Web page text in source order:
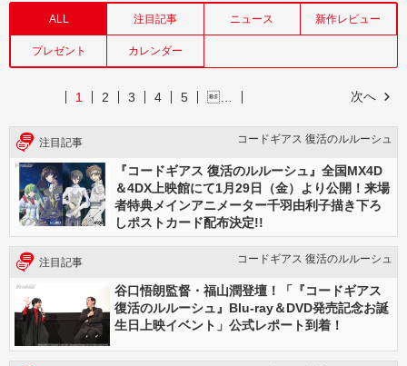
ALL 注目記事 ニュース 新作レビュー
プレゼント カレンダー
次へ
1 2 3 4 5 …
注目記事 コードギアス 復活のルルーシュ
『コードギアス 復活のルルーシュ』全国MX4D
＆4DX上映館にて1月29日（金）より公開！来場
者特典メインアニメーター千羽由利子描き下ろ
しポストカード配布決定!!
注目記事 コードギアス 復活のルルーシュ
谷口悟朗監督・福山潤登壇！「『コードギアス
復活のルルーシュ』Blu-ray＆DVD発売記念お誕
生日上映イベント」公式レポート到着！